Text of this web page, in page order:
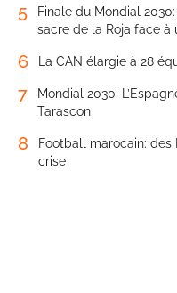
5
Finale du Mondial
sacre de la Roja face
6 La CAN élargie à 28
7
Mondial 2030:
Tarascon
8
Football marocain:
crise